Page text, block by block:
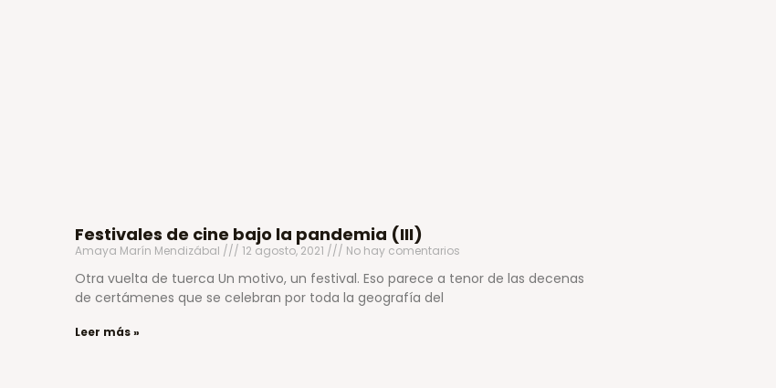
Festivales de cine bajo la pandemia (III)
Amaya Marín Mendizábal 12 agosto, 2021 No hay comentarios
Otra vuelta de tuerca Un motivo, un festival. Eso parece a tenor de las decenas
de certámenes que se celebran por toda la geografía del
Leer más »